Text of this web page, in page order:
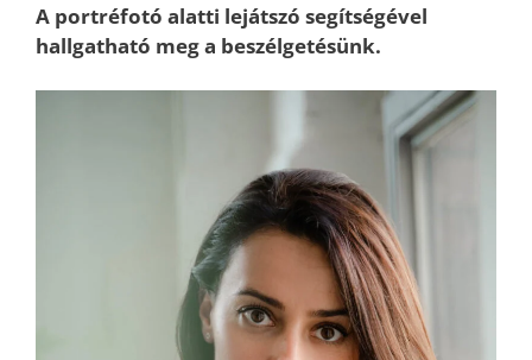
A portréfotó alatti lejátszó segítségével
hallgatható meg a beszélgetésünk.